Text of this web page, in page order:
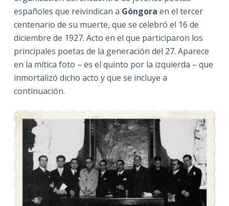
españoles que reivindican a Góngora en el tercer
centenario de su muerte, que se celebró el 16 de
diciembre de 1927. Acto en el que participaron los
principales poetas de la generación del 27. Aparece
en la mítica foto – es el quinto por la izquierda – que
inmortalizó dicho acto y que se incluye a
continuación.